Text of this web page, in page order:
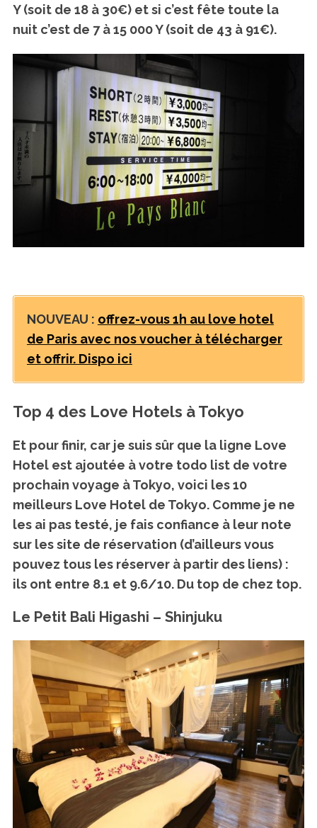
Y (soit de 18 à 30€) et si c’est fête toute la
nuit c’est de 7 à 15 000 Y (soit de 43 à 91€).
NOUVEAU : offrez-vous 1h au love hotel
de Paris avec nos voucher à télécharger
et offrir. Dispo ici
Top 4 des Love Hotels à Tokyo
Et pour finir, car je suis sûr que la ligne Love
Hotel est ajoutée à votre todo list de votre
prochain voyage à Tokyo, voici les 10
meilleurs Love Hotel de Tokyo. Comme je ne
les ai pas testé, je fais confiance à leur note
sur les site de réservation (d’ailleurs vous
pouvez tous les réserver à partir des liens) :
ils ont entre 8.1 et 9.6/10. Du top de chez top.
Le Petit Bali Higashi – Shinjuku
a